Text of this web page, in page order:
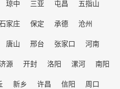
琼中 三亚 屯昌
五指山
家庄 保定 承德
沧州
唐山 邢台 张家口
河南
济源 开封 洛阳 漯河
南阳
新乡 许昌 信阳
周口